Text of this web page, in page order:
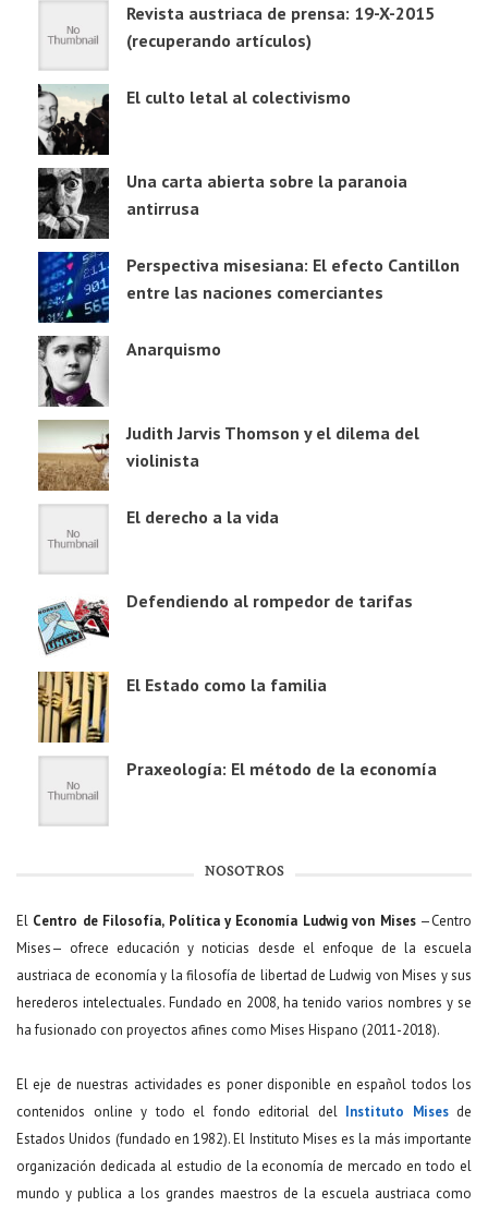
Revista austriaca de prensa: 19-X-2015
(recuperando artículos)
El culto letal al colectivismo
Una carta abierta sobre la paranoia
antirrusa
Perspectiva misesiana: El efecto Cantillon
entre las naciones comerciantes
Anarquismo
Judith Jarvis Thomson y el dilema del
violinista
El derecho a la vida
Defendiendo al rompedor de tarifas
El Estado como la familia
Praxeología: El método de la economía
NOSOTROS
El Centro de Filosofía, Política y Economía Ludwig von Mises—Centro
Mises— ofrece educación y noticias desde el enfoque de la escuela
austriaca de economía y la filosofía de libertad de Ludwig von Mises y sus
herederos intelectuales. Fundado en 2008, ha tenido varios nombres y se
ha fusionado con proyectos afines como Mises Hispano (2011-2018).
El eje de nuestras actividades es poner disponible en español todos los
contenidos online y todo el fondo editorial del Instituto Misesde
Estados Unidos (fundado en 1982). El Instituto Mises es la más importante
organización dedicada al estudio de la economía de mercado en todo el
mundo y publica a los grandes maestros de la escuela austriaca como